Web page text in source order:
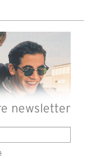
newsletter